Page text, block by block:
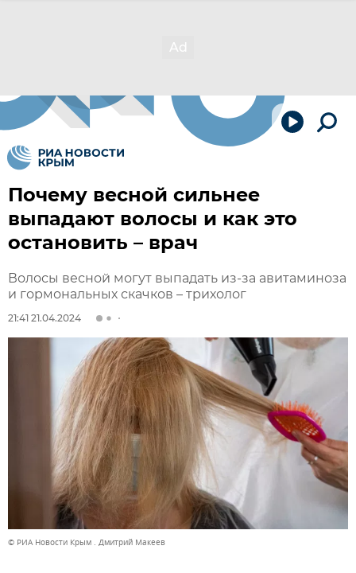
Почему весной сильнее
выпадают волосы и как это
остановить – врач
Волосы весной могут выпадать из-за авитаминоза
и гормональных скачков – трихолог
21:41 21.04.2024
© РИА Новости Крым . Дмитрий Макеев